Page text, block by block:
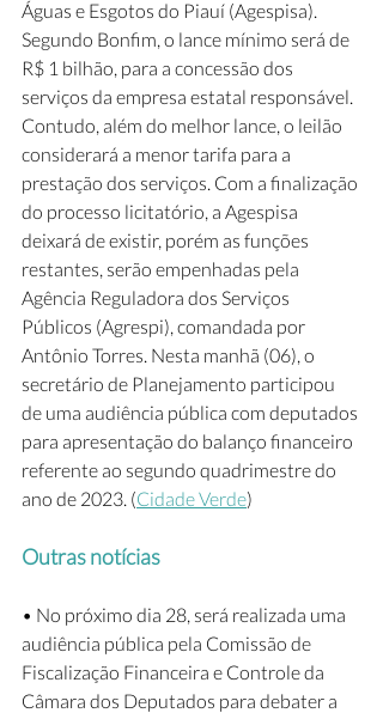
Águas e Esgotos do Piauí (Agespisa).
Segundo Bonfim, o lance mínimo será de
R$ 1 bilhão, para a concessão dos
serviços da empresa estatal responsável.
Contudo, além do melhor lance, o leilão
considerará a menor tarifa para a
prestação dos serviços. Com a finalização
do processo licitatório, a Agespisa
deixará de existir, porém as funções
restantes, serão empenhadas pela
Agência Reguladora dos Serviços
Públicos (Agrespi), comandada por
Antônio Torres. Nesta manhã (06), o
secretário de Planejamento participou
de uma audiência pública com deputados
para apresentação do balanço financeiro
referente ao segundo quadrimestre do
ano de 2023. (Cidade Verde)
Outras notícias
• No próximo dia 28, será realizada uma
audiência pública pela Comissão de
Fiscalização Financeira e Controle da
Câmara dos Deputados para debater a